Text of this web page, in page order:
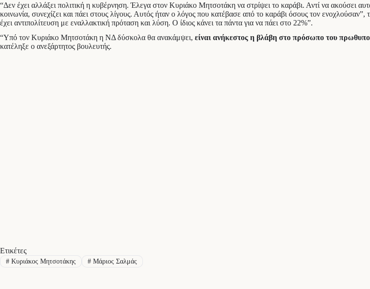
“Δεν έχει αλλάξει πολιτική η κυβέρνηση. Έλεγα στον Κυριάκο Μητσοτάκη να στρίψει το καράβι. Αντί να ακούσει
κοινωνία, συνεχίζει και πάει στους λίγους. Αυτός ήταν ο λόγος που κατέβασε από το καράβι όσους τον
έχει αντιπολίτευση με εναλλακτική πρόταση και λύση. Ο ίδιος κάνει τα πάντα για να πάει στο 22%”.
“Υπό τον Κυριάκο Μητσοτάκη η ΝΔ δύσκολα θα ανακάμψει, είναι ανήκεστος η βλάβη στο πρόσωπο του
κατέληξε ο ανεξάρτητος βουλευτής.
Ετικέτες
#Κυριάκος Μητσοτάκης #Μάριος Σαλμάς